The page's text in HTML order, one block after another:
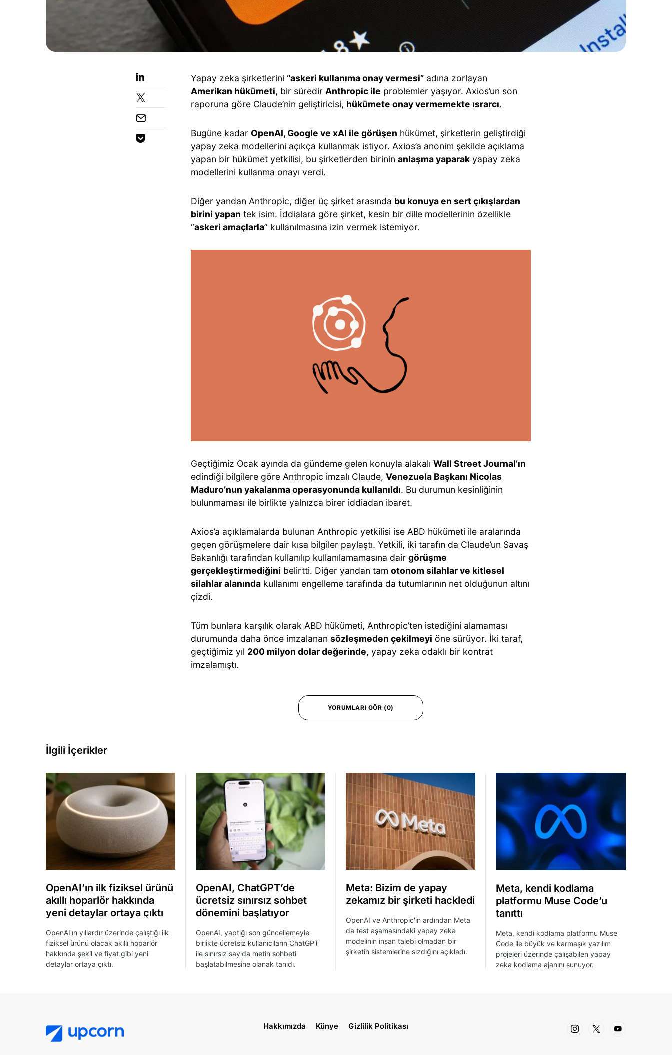
Yapay zeka şirketlerini “askeri kullanıma onay vermesi” adına zorlayan
Amerikan hükümeti, bir süredir Anthropic ile problemler yaşıyor. Axios’un son
raporuna göre Claude’nin geliştiricisi, hükümete onay vermemekte ısrarcı.
Bugüne kadar OpenAI, Google ve xAI ile görüşen hükümet, şirketlerin geliştirdiği
yapay zeka modellerini açıkça kullanmak istiyor. Axios’a anonim şekilde açıklama
yapan bir hükümet yetkilisi, bu şirketlerden birinin anlaşma yaparak yapay zeka
modellerini kullanma onayı verdi.
Diğer yandan Anthropic, diğer üç şirket arasında bu konuya en sert çıkışlardan
birini yapan tek isim. İddialara göre şirket, kesin bir dille modellerinin özellikle
“askeri amaçlarla” kullanılmasına izin vermek istemiyor.
Geçtiğimiz Ocak ayında da gündeme gelen konuyla alakalı Wall Street Journal’ın
edindiği bilgilere göre Anthropic imzalı Claude, Venezuela Başkanı Nicolas
Maduro’nun yakalanma operasyonunda kullanıldı. Bu durumun kesinliğinin
bulunmaması ile birlikte yalnızca birer iddiadan ibaret.
Axios’a açıklamalarda bulunan Anthropic yetkilisi ise ABD hükümeti ile aralarında
geçen görüşmelere dair kısa bilgiler paylaştı. Yetkili, iki tarafın da Claude’un Savaş
Bakanlığı tarafından kullanılıp kullanılamamasına dair görüşme
gerçekleştirmediğini belirtti. Diğer yandan tam otonom silahlar ve kitlesel
silahlar alanında kullanımı engelleme tarafında da tutumlarının net olduğunun altını
çizdi.
Tüm bunlara karşılık olarak ABD hükümeti, Anthropic’ten istediğini alamaması
durumunda daha önce imzalanan sözleşmeden çekilmeyi öne sürüyor. İki taraf,
geçtiğimiz yıl 200 milyon dolar değerinde, yapay zeka odaklı bir kontrat
imzalamıştı.
YORUMLARI GÖR (0)
İlgili İçerikler
OpenAI’ın ilk fiziksel ürünü
akıllı hoparlör hakkında
yeni detaylar ortaya çıktı
OpenAI'ın yıllardır üzerinde çalıştığı ilk
fiziksel ürünü olacak akıllı hoparlör
hakkında şekil ve fiyat gibi yeni
detaylar ortaya çıktı.
OpenAI, ChatGPT’de
ücretsiz sınırsız sohbet
dönemini başlatıyor
OpenAI, yaptığı son güncellemeyle
birlikte ücretsiz kullanıcıların ChatGPT
ile sınırsız sayıda metin sohbeti
başlatabilmesine olanak tanıdı.
Meta: Bizim de yapay
zekamız bir şirketi hackledi
OpenAI ve Anthropic'in ardından Meta
da test aşamasındaki yapay zeka
modelinin insan talebi olmadan bir
şirketin sistemlerine sızdığını açıkladı.
Meta, kendi kodlama
platformu Muse Code’u
tanıttı
Meta, kendi kodlama platformu Muse
Code ile büyük ve karmaşık yazılım
projeleri üzerinde çalışabilen yapay
zeka kodlama ajanını sunuyor.
Hakkımızda Künye Gizlilik Politikası